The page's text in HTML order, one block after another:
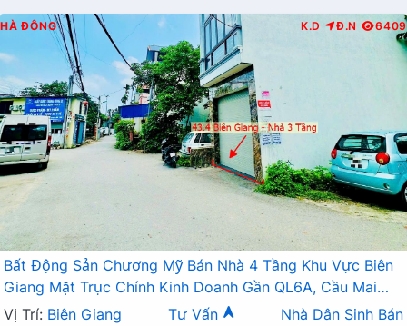
HÀ ĐÔNG K.D Đ.N 6409
Bất Động Sản Chương Mỹ Bán Nhà 4 Tầng Khu Vực Biên
Giang Mặt Trục Chính Kinh Doanh Gần QL6A, Cầu Mai
Lĩnh Đang Mở Rộng
Vị Trí: Biên Giang Tư Vấn
Nhà Dân Sinh Bán